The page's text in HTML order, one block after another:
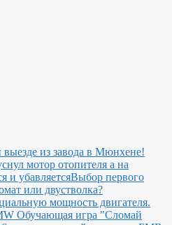
из завода в Мюнхене!
мотор отопителя а на
и убавляетсяВыбор первого
или двустволка?
мощность двигателя.
Обучающая игра "Сломай